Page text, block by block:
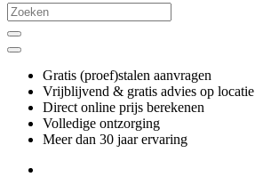
Gratis (proef)stalen aanvragen
Vrijblijvend & gratis advies op locatie
Direct online prijs berekenen
Volledige ontzorging
Meer dan 30 jaar ervaring